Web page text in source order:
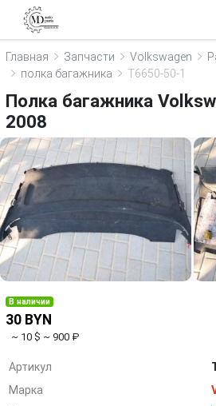
Главная Запчасти Volkswagen
полка багажника
T6650-50-1
Полка багажника
2008
В наличии
30 BYN
~ 10 $ ~ 900 ₽
Артикул
Марка